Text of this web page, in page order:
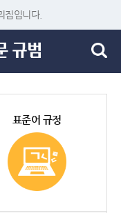
집입니다.
표준어 규정